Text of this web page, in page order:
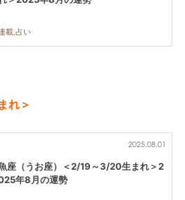
載,占い
れ＞
2025.08.01
座（うお座）＜2/19～3/20生まれ＞2
年8月の運勢